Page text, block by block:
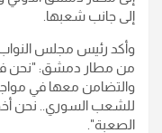
إلى جانب شعبها
وأكد رئيس مجلس
من مطار دمشق: "نحن في
والتضامن معها في
للشعب السوري.. نحن
الصعبة".